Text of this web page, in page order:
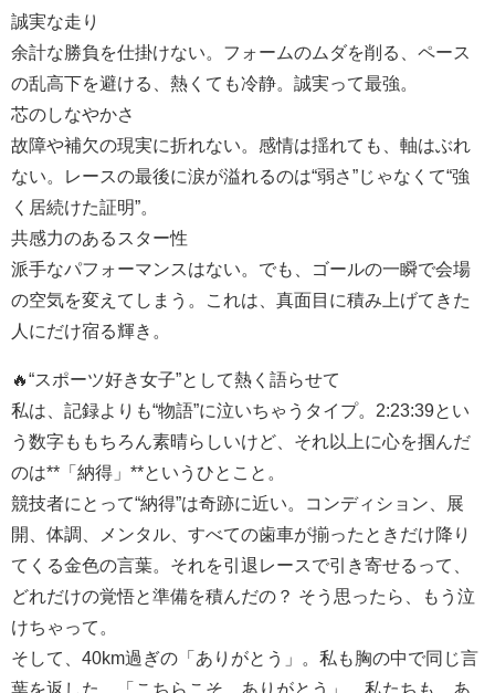
誠実な走り
余計な勝負を仕掛けない。フォームのムダを削る、ペース
の乱高下を避ける、熱くても冷静。誠実って最強。
芯のしなやかさ
故障や補欠の現実に折れない。感情は揺れても、軸はぶれ
ない。レースの最後に涙が溢れるのは“弱さ”じゃなくて“強
く居続けた証明”。
共感力のあるスター性
派手なパフォーマンスはない。でも、ゴールの一瞬で会場
の空気を変えてしまう。これは、真面目に積み上げてきた
人にだけ宿る輝き。
🔥“スポーツ好き女子”として熱く語らせて
私は、記録よりも“物語”に泣いちゃうタイプ。2:23:39とい
う数字ももちろん素晴らしいけど、それ以上に心を掴んだ
のは**「納得」**というひとこと。
競技者にとって“納得”は奇跡に近い。コンディション、展
開、体調、メンタル、すべての歯車が揃ったときだけ降り
てくる金色の言葉。それを引退レースで引き寄せるって、
どれだけの覚悟と準備を積んだの？ そう思ったら、もう泣
けちゃって。
そして、40km過ぎの「ありがとう」。私も胸の中で同じ言
葉を返した。「こちらこそ、ありがとう」。私たちも、あ